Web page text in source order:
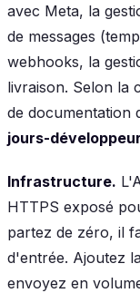
avec Meta, la
de messages
webhooks, la
livraison. Selon la
de documentation
jours-développeur
Infrastructure.
HTTPS exposé
partez de zéro, il
d'entrée. Ajoutez
envoyez en